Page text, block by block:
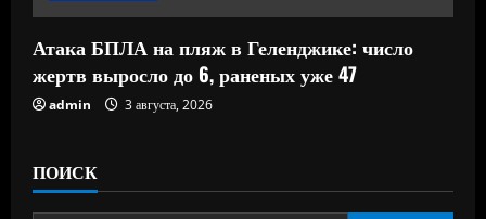
Атака БПЛА на пляж в Геленджике: число
жертв выросло до 6, раненых уже 47
admin 3 августа, 2026
ПОИСК